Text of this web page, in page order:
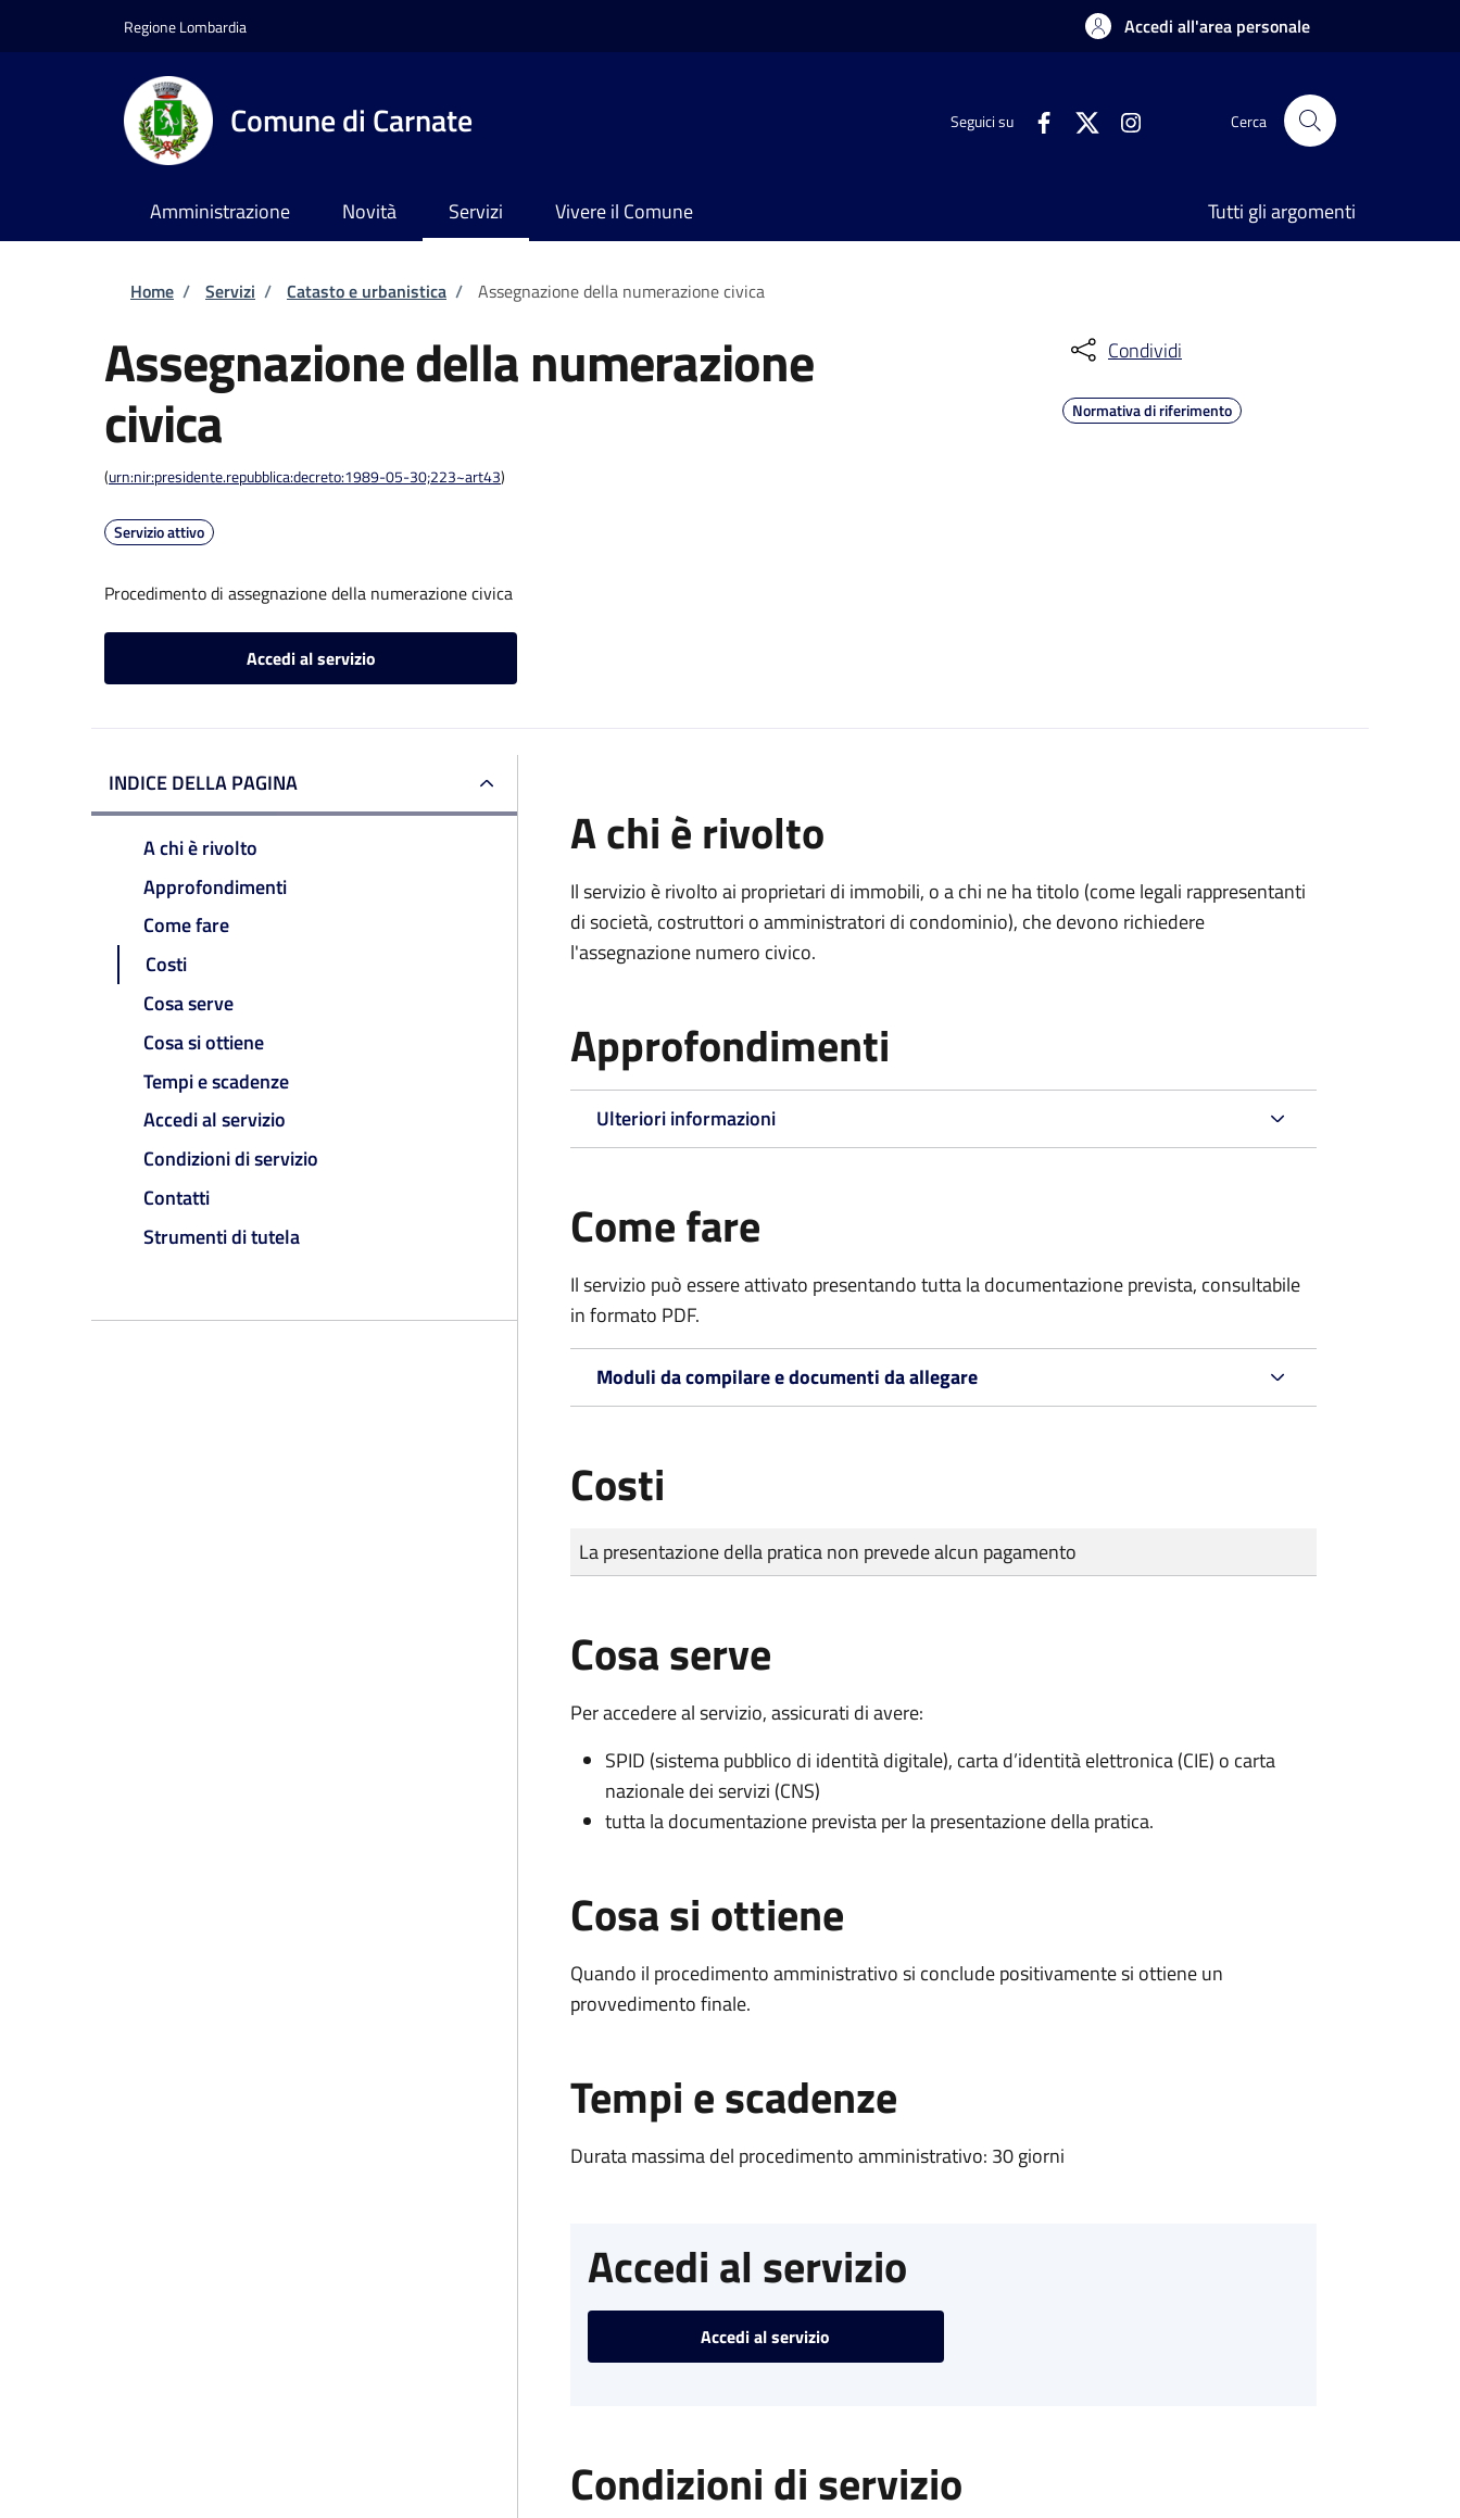
Regione Lombardia Accedi all'area personale
Comune di Carnate Seguici su Cerca
Amministrazione Novità Servizi Vivere il Comune Tutti gli argomenti
Briciole di pane
Home / Servizi / Catasto e urbanistica / Assegnazione della numerazione civica
Assegnazione della numerazione
civica
(urn:nir:presidente.repubblica:decreto:1989-05-30;223~art43)
Servizio attivo
Procedimento di assegnazione della numerazione civica
Accedi al servizio
Condividi
Normativa di riferimento
INDICE DELLA PAGINA
A chi è rivolto
Approfondimenti
Come fare
Costi
Cosa serve
Cosa si ottiene
Tempi e scadenze
Accedi al servizio
Condizioni di servizio
Contatti
Strumenti di tutela
A chi è rivolto
Il servizio è rivolto ai proprietari di immobili, o a chi ne ha titolo (come legali rappresentanti
di società, costruttori o amministratori di condominio), che devono richiedere
l'assegnazione numero civico.
Approfondimenti
Ulteriori informazioni
Come fare
Il servizio può essere attivato presentando tutta la documentazione prevista, consultabile
in formato PDF.
Moduli da compilare e documenti da allegare
Costi
Tipo di pagamento
Importo
La presentazione della pratica non prevede alcun pagamento
Cosa serve
Per accedere al servizio, assicurati di avere:
SPID (sistema pubblico di identità digitale), carta d’identità elettronica (CIE) o carta
nazionale dei servizi (CNS)
tutta la documentazione prevista per la presentazione della pratica.
Cosa si ottiene
Quando il procedimento amministrativo si conclude positivamente si ottiene un
provvedimento finale.
Tempi e scadenze
Durata massima del procedimento amministrativo: 30 giorni
Accedi al servizio
Accedi al servizio
Condizioni di servizio